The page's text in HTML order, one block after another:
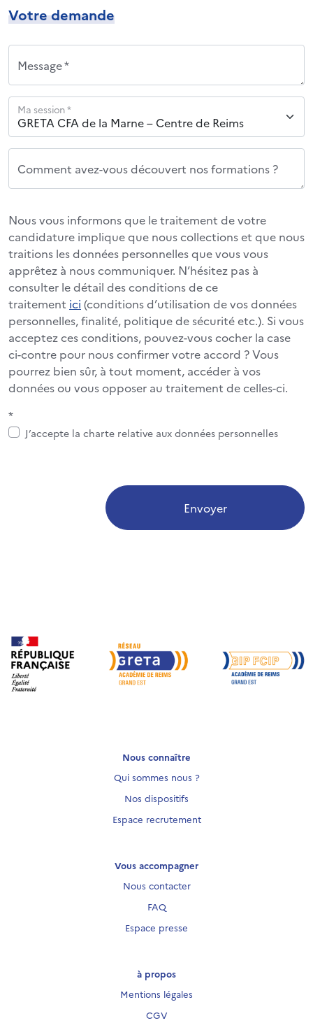
Votre demande
Message *
Ma session *
Comment avez-vous découvert nos formations ?
Nous vous informons que le traitement de votre
candidature implique que nous collections et que nous
traitions les données personnelles que vous vous
apprêtez à nous communiquer. N’hésitez pas à
consulter le détail des conditions de ce
traitement ici (conditions d’utilisation de vos données
personnelles, finalité, politique de sécurité etc.). Si vous
acceptez ces conditions, pouvez-vous cocher la case
ci-contre pour nous confirmer votre accord ? Vous
pourrez bien sûr, à tout moment, accéder à vos
données ou vous opposer au traitement de celles-ci.
*
J’accepte la charte relative aux données personnelles
Envoyer
Nous connaître
Qui sommes nous ?
Nos dispositifs
Espace recrutement
Vous accompagner
Nous contacter
FAQ
Espace presse
à propos
Mentions légales
CGV